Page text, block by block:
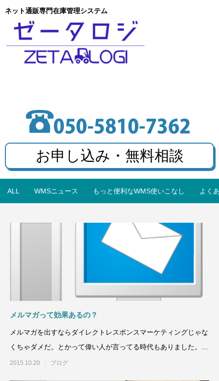
ネット通販専門在庫管理システム
お申し込み・無料相談
ALL WMSニュース もっと便利なWMS使いこなし よく
メルマガって効果あるの？
メルマガを出すならダイレクトレスポンスマーケティングじゃな
くちゃダメだ。とかって偉い人が言ってる時代もありました。メ
ルマガ法が斜陽になっ
2015.10.20 ブログ